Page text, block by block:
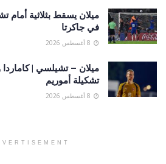
ميلان يسقط بثلاثية
في جاكرتا
ميلان – تشيلسي |
تشكيلة أموريم